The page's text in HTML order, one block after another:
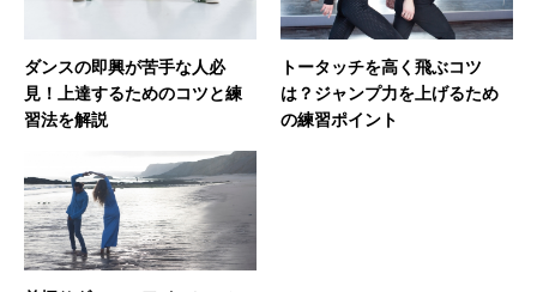
ダンスの即興が苦手な人必
見！上達するためのコツと練
習法を解説
トータッチを高く飛ぶコツ
は？ジャンプ力を上げるため
の練習ポイント